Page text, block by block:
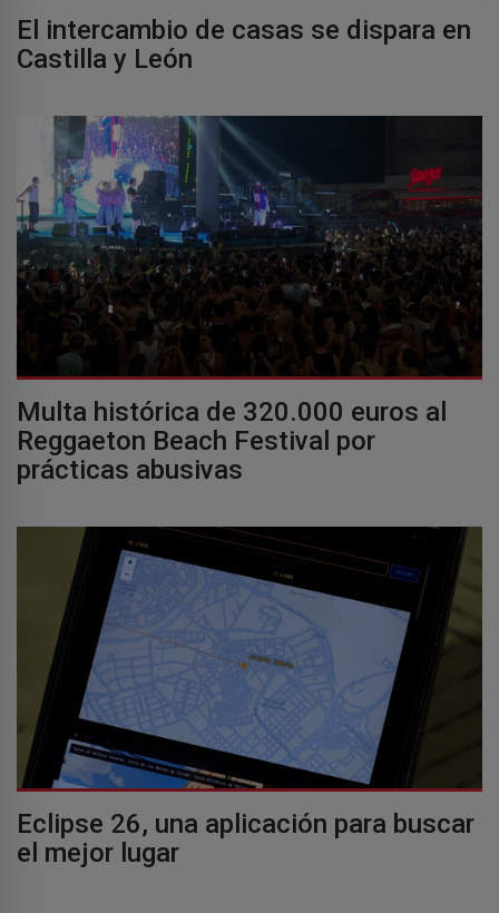
El intercambio de casas se dispara en
Castilla y León
Multa histórica de 320.000 euros al
Reggaeton Beach Festival por
prácticas abusivas
Eclipse 26, una aplicación para buscar
el mejor lugar